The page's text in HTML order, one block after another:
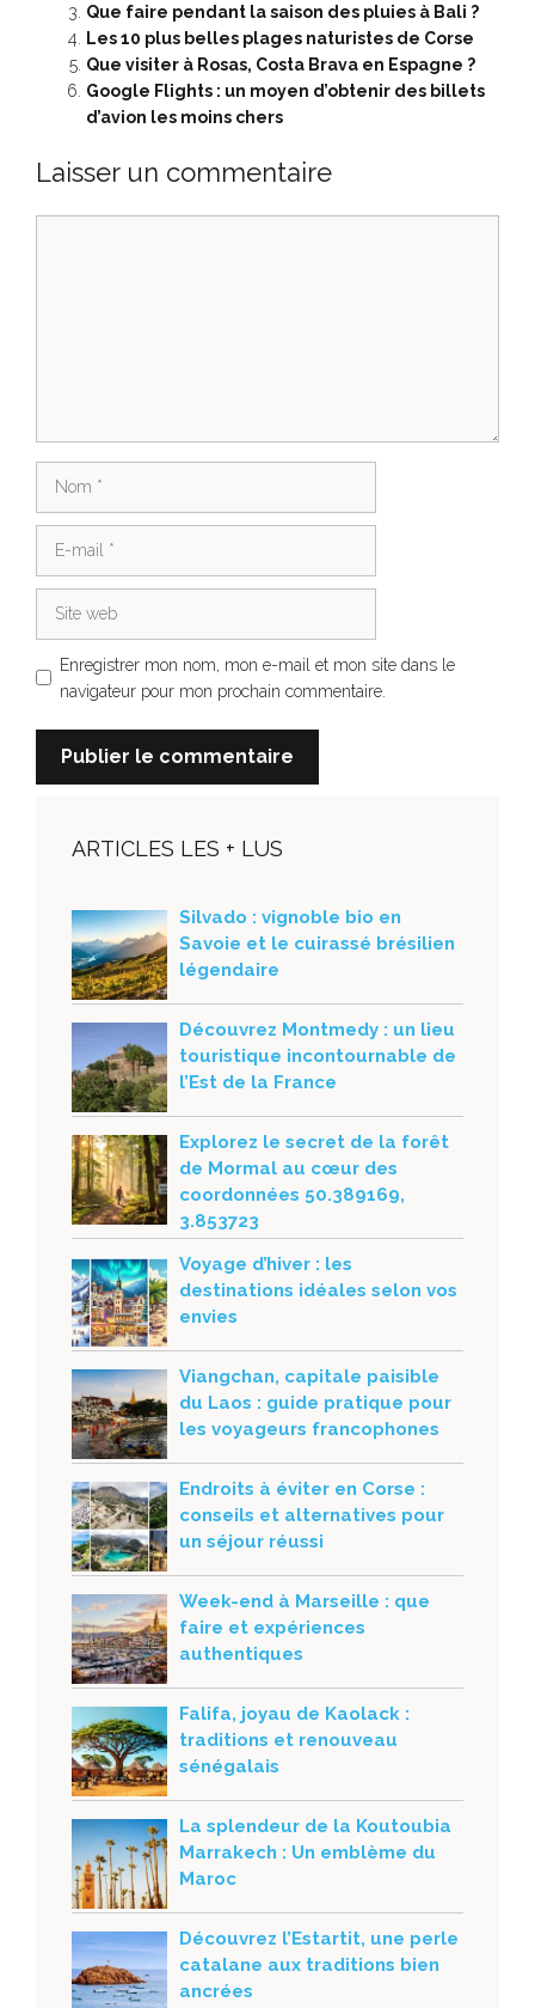
Que faire pendant la saison des pluies à Bali ?
Les 10 plus belles plages naturistes de Corse
Que visiter à Rosas, Costa Brava en Espagne ?
Google Flights : un moyen d’obtenir des billets
d’avion les moins chers
Laisser un commentaire
Enregistrer mon nom, mon e-mail et mon site dans le
navigateur pour mon prochain commentaire.
ARTICLES LES + LUS
Silvado : vignoble bio en
Savoie et le cuirassé brésilien
légendaire
Découvrez Montmedy : un lieu
touristique incontournable de
l’Est de la France
Explorez le secret de la forêt
de Mormal au cœur des
coordonnées 50.389169,
3.853723
Voyage d’hiver : les
destinations idéales selon vos
envies
Viangchan, capitale paisible
du Laos : guide pratique pour
les voyageurs francophones
Endroits à éviter en Corse :
conseils et alternatives pour
un séjour réussi
Week-end à Marseille : que
faire et expériences
authentiques
Falifa, joyau de Kaolack :
traditions et renouveau
sénégalais
La splendeur de la Koutoubia
Marrakech : Un emblème du
Maroc
Découvrez l’Estartit, une perle
catalane aux traditions bien
ancrées